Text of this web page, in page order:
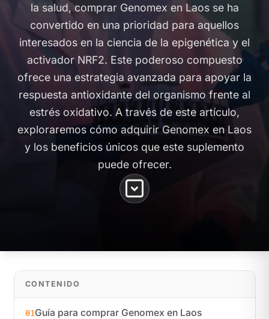
la salud, comprar Genomex en Laos se ha
convertido en una prioridad para aquellos
interesados en la ciencia de la epigenética y el
activador NRF2. Este poderoso compuesto
ofrece una estrategia avanzada para apoyar la
respuesta antioxidante del organismo frente al
estrés oxidativo. A través de este artículo,
exploraremos cómo adquirir Genomex en Laos
y los beneficios únicos que este suplemento
puede ofrecer.
CONTENIDO
01Guía para comprar Genomex en Laos